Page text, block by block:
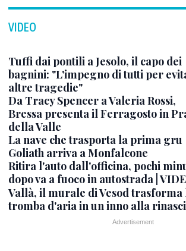
VIDEO
Tuffi dai pontili a Jesolo, il capo dei
bagnini: "L'impegno di tutti per
altre tragedie"
Da Tracy Spencer a Valeria Rossi,
Bressa presenta il Ferragosto in
della Valle
La nave che trasporta la prima gru
Goliath arriva a Monfalcone
Ritira l'auto dall'officina, pochi
dopo va a fuoco in autostrada |
Vallà, il murale di Vesod trasforma
tromba d'aria in un inno alla